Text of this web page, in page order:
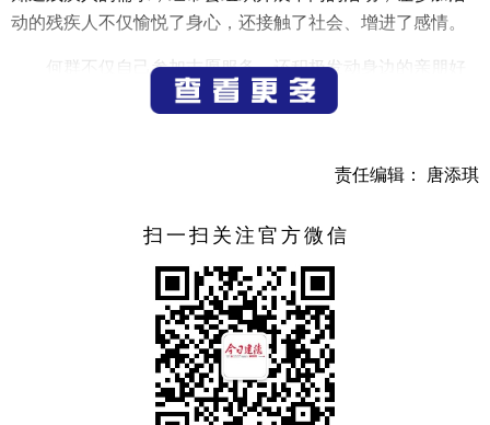
动的残疾人不仅愉悦了身心，还接触了社会、增进了感情。
何群不仅自己参加志愿服务，还积极发动身边的亲朋好
友一起加入到志愿服务中来。在她的带动下，全家人都成为
俩都是志愿者中的骨干，他们是我们学习的榜样。”市心连心
街道罗桐社区，就住在何群的盲人推拿店隔壁。只要有时
间，何群就会去看望骆阿姨，帮她按摩。骆阿姨告诉记
者：“他们夫妻俩对我很好，我脚痛晚上睡不着觉时，她都会
来给我推拿，大家都说她好。”
2019年，何群组织成立了市心连心扶残助残志愿者服务
责任编辑： 唐添琪
扫一扫关注官方微信